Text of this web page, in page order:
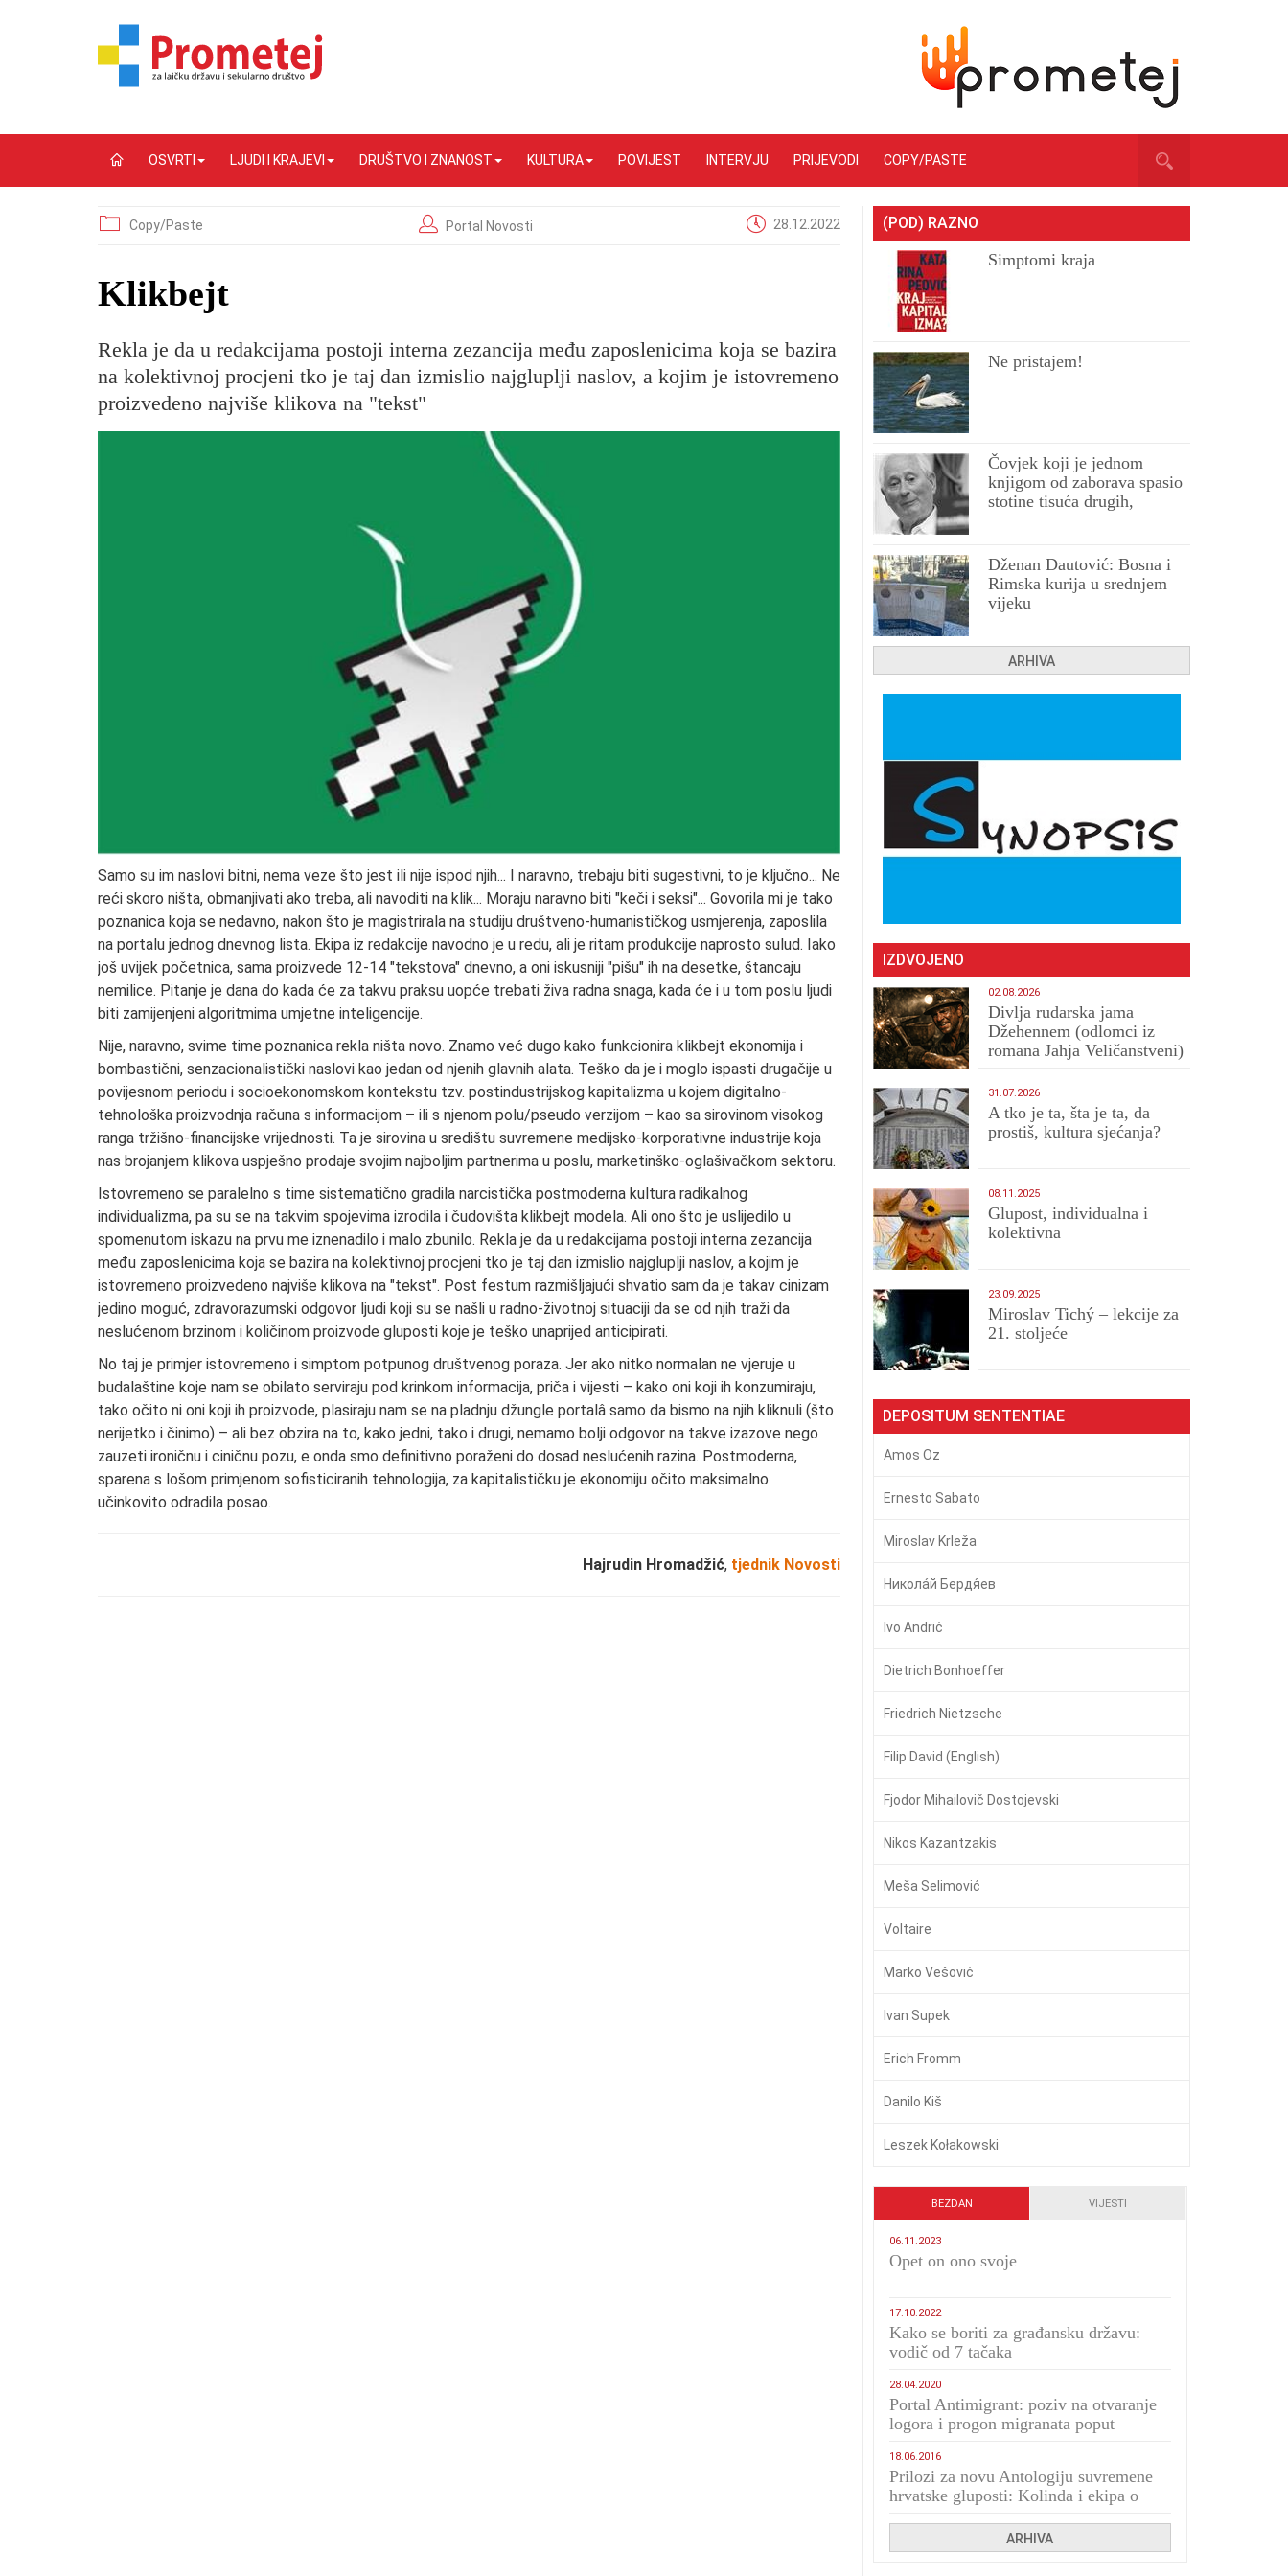
OSVRTI LJUDI I KRAJEVI DRUŠTVO I ZNANOST KULTURA POVIJEST INTERVJU PRIJEVODI COPY/PASTE
Copy/Paste Portal Novosti 28.12.2022
Klikbejt
Rekla je da u redakcijama postoji interna zezancija među zaposlenicima koja se bazira
na kolektivnoj procjeni tko je taj dan izmislio najgluplji naslov, a kojim je istovremeno
proizvedeno najviše klikova na "tekst"
Samo su im naslovi bitni, nema veze što jest ili nije ispod njih... I naravno, trebaju biti sugestivni, to je ključno... Ne
reći skoro ništa, obmanjivati ako treba, ali navoditi na klik... Moraju naravno biti "keči i seksi"... Govorila mi je tako
poznanica koja se nedavno, nakon što je magistrirala na studiju društveno-humanističkog usmjerenja, zaposlila
na portalu jednog dnevnog lista. Ekipa iz redakcije navodno je u redu, ali je ritam produkcije naprosto sulud. Iako
još uvijek početnica, sama proizvede 12-14 "tekstova" dnevno, a oni iskusniji "pišu" ih na desetke, štancaju
nemilice. Pitanje je dana do kada će za takvu praksu uopće trebati živa radna snaga, kada će i u tom poslu ljudi
biti zamijenjeni algoritmima umjetne inteligencije.
Nije, naravno, svime time poznanica rekla ništa novo. Znamo već dugo kako funkcionira klikbejt ekonomija i
bombastični, senzacionalistički naslovi kao jedan od njenih glavnih alata. Teško da je i moglo ispasti drugačije u
povijesnom periodu i socioekonomskom kontekstu tzv. postindustrijskog kapitalizma u kojem digitalno-
tehnološka proizvodnja računa s informacijom – ili s njenom polu/pseudo verzijom – kao sa sirovinom visokog
ranga tržišno-financijske vrijednosti. Ta je sirovina u središtu suvremene medijsko-korporativne industrije koja
nas brojanjem klikova uspješno prodaje svojim najboljim partnerima u poslu, marketinško-oglašivačkom sektoru.
Istovremeno se paralelno s time sistematično gradila narcistička postmoderna kultura radikalnog
individualizma, pa su se na takvim spojevima izrodila i čudovišta klikbejt modela. Ali ono što je uslijedilo u
spomenutom iskazu na prvu me iznenadilo i malo zbunilo. Rekla je da u redakcijama postoji interna zezancija
među zaposlenicima koja se bazira na kolektivnoj procjeni tko je taj dan izmislio najgluplji naslov, a kojim je
istovremeno proizvedeno najviše klikova na "tekst". Post festum razmišljajući shvatio sam da je takav cinizam
jedino moguć, zdravorazumski odgovor ljudi koji su se našli u radno-životnoj situaciji da se od njih traži da
neslućenom brzinom i količinom proizvode gluposti koje je teško unaprijed anticipirati.
No taj je primjer istovremeno i simptom potpunog društvenog poraza. Jer ako nitko normalan ne vjeruje u
budalaštine koje nam se obilato serviraju pod krinkom informacija, priča i vijesti – kako oni koji ih konzumiraju,
tako očito ni oni koji ih proizvode, plasiraju nam se na pladnju džungle portalâ samo da bismo na njih kliknuli (što
nerijetko i činimo) – ali bez obzira na to, kako jedni, tako i drugi, nemamo bolji odgovor na takve izazove nego
zauzeti ironičnu i ciničnu pozu, e onda smo definitivno poraženi do dosad neslućenih razina. Postmoderna,
sparena s lošom primjenom sofisticiranih tehnologija, za kapitalističku je ekonomiju očito maksimalno
učinkovito odradila posao.
Hajrudin Hromadžić, tjednik Novosti
(POD) RAZNO
Simptomi kraja
Ne pristajem!
Čovjek koji je jednom
knjigom od zaborava spasio
stotine tisuća drugih,
Dženan Dautović: Bosna i
Rimska kurija u srednjem
vijeku
ARHIVA
IZDVOJENO
02.08.2026
Divlja rudarska jama
Džehennem (odlomci iz
romana Jahja Veličanstveni)
31.07.2026
A tko je ta, šta je ta, da
prostiš, kultura sjećanja?
08.11.2025
Glupost, individualna i
kolektivna
23.09.2025
Miroslav Tichý – lekcije za
21. stoljeće
DEPOSITUM SENTENTIAE
Amos Oz
Ernesto Sabato
Miroslav Krleža
Никола́й Бердя́ев
Ivo Andrić
Dietrich Bonhoeffer
Friedrich Nietzsche
Filip David (English)
Fjodor Mihailovič Dostojevski
Nikos Kazantzakis
Meša Selimović
Voltaire
Marko Vešović
Ivan Supek
Erich Fromm
Danilo Kiš
Leszek Kołakowski
BEZDAN VIJESTI
06.11.2023
​Opet on ono svoje
17.10.2022
Kako se boriti za građansku državu:
vodič od 7 tačaka
28.04.2020
Portal Antimigrant: poziv na otvaranje
logora i progon migranata poput
18.06.2016
Prilozi za novu Antologiju suvremene
hrvatske gluposti: Kolinda i ekipa o
ARHIVA